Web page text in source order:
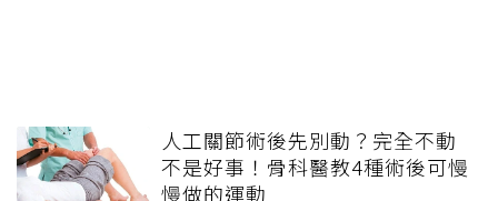
人工關節術後先別動？完全不動
不是好事！骨科醫教4種術後可慢
慢做的運動